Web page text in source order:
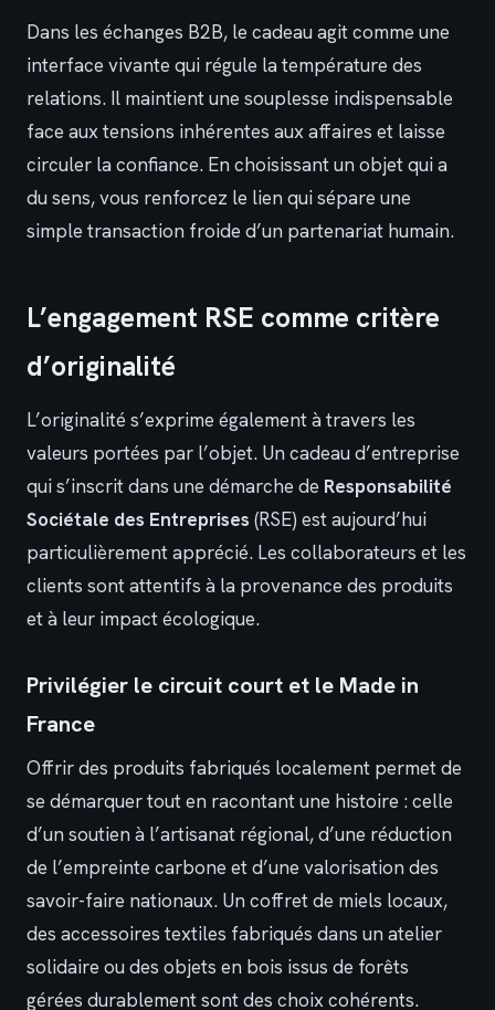
Dans les échanges B2B, le cadeau agit comme une
interface vivante qui régule la température des
relations. Il maintient une souplesse indispensable
face aux tensions inhérentes aux affaires et laisse
circuler la confiance. En choisissant un objet qui a
du sens, vous renforcez le lien qui sépare une
simple transaction froide d’un partenariat humain.
L’engagement RSE comme critère
d’originalité
L’originalité s’exprime également à travers les
valeurs portées par l’objet. Un cadeau d’entreprise
qui s’inscrit dans une démarche de Responsabilité
Sociétale des Entreprises (RSE) est aujourd’hui
particulièrement apprécié. Les collaborateurs et les
clients sont attentifs à la provenance des produits
et à leur impact écologique.
Privilégier le circuit court et le Made in
France
Offrir des produits fabriqués localement permet de
se démarquer tout en racontant une histoire : celle
d’un soutien à l’artisanat régional, d’une réduction
de l’empreinte carbone et d’une valorisation des
savoir-faire nationaux. Un coffret de miels locaux,
des accessoires textiles fabriqués dans un atelier
solidaire ou des objets en bois issus de forêts
gérées durablement sont des choix cohérents.